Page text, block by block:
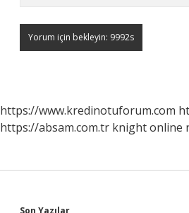
https://www.kredinotuforum.com
https://absam.com.tr knight online
Son Yazılar